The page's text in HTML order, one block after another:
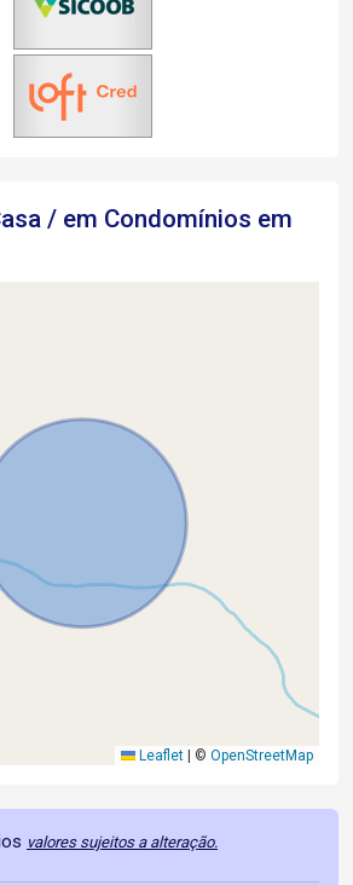
/ em Condomínios em
Leaflet © OpenStreetMap
valores sujeitos a alteração.